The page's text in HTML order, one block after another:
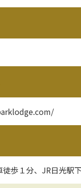
歩１分、JR日光駅